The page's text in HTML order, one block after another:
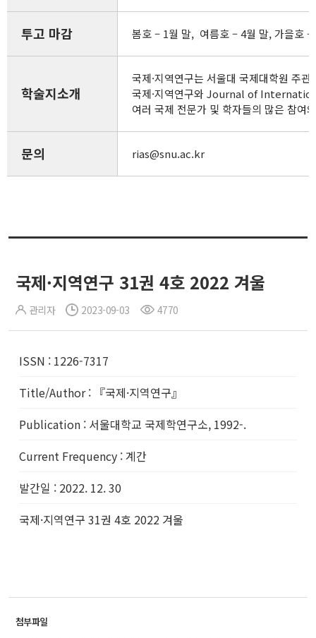
투고 마감 봄호 – 1월 말, 여름호 – 4월 말, 가을호
학술지소개
국제·지역연구는 서울대 국제대학원 주
국제·지역연구와 Journal of
여러 국제 전문가 및 학자들의 많은 참여
문의 rias@snu.ac.kr
국제·지역연구 31권 4호 2022 겨울
관리자 2023-09-03 4770
ISSN : 1226-7317
Title/Author: 『국제·지역연구』
Publication : 서울대학교 국제학연구소, 1992-.
Current Frequency :계간
발간일 : 2022. 12. 30
국제·지역연구 31권 4호 2022 겨울